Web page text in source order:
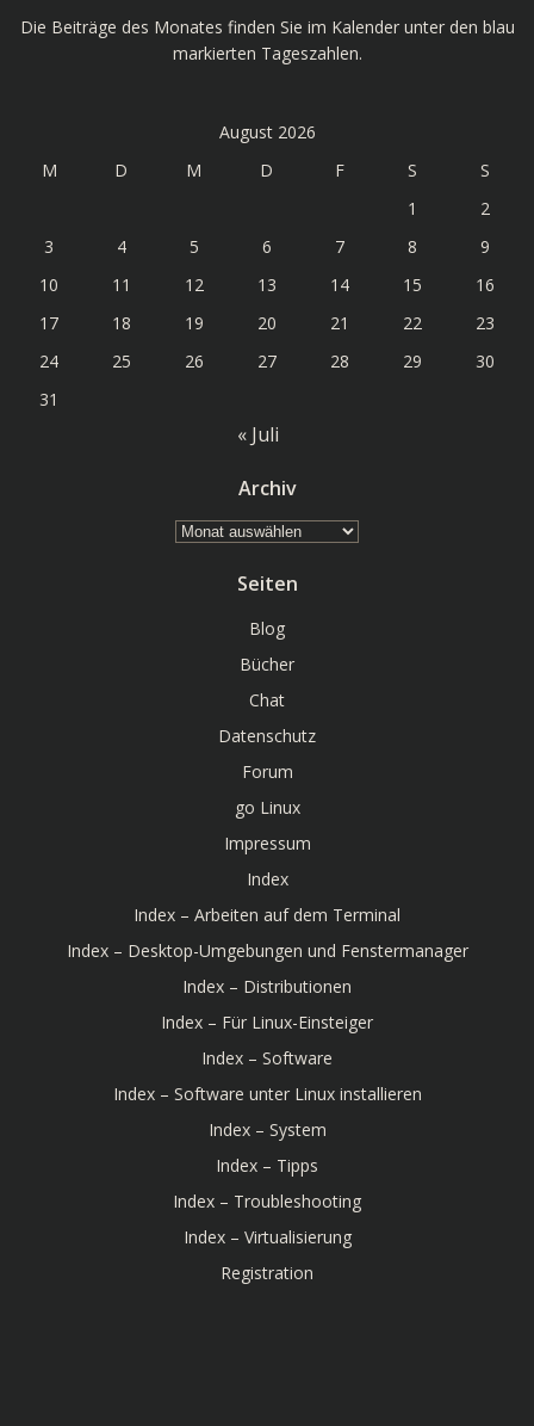
Die Beiträge des Monates finden Sie im Kalender unter den blau
markierten Tageszahlen.
August 2026
M
D M D F S
S
1
2
3
4 5 6 7 8
9
10
11 12 13 14 15
16
17
18 19 20 21 22
23
24
25 26 27 28 29
30
31
« Juli
Archiv
Archiv
Seiten
Blog
Bücher
Chat
Datenschutz
Forum
go Linux
Impressum
Index
Index – Arbeiten auf dem Terminal
Index – Desktop-Umgebungen und Fenstermanager
Index – Distributionen
Index – Für Linux-Einsteiger
Index – Software
Index – Software unter Linux installieren
Index – System
Index – Tipps
Index – Troubleshooting
Index – Virtualisierung
Registration